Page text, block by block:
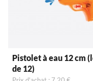
Pistolet à eau 12 cm (lot
de 12)